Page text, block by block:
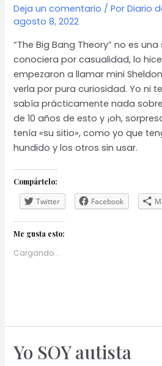
Deja un comentario / PorDiario
agosto 8, 2022
“The Big Bang Theory” no es
conociera por casualidad, lo
empezaron a llamar mini
verla por pura curiosidad. Yo ni
sabía prácticamente nada
de 10 años de esto y ¡oh,
tenía «su sitio», como yo que
hundido y los otros sin usar.
Compártelo:
Twitter Facebook
Me gusta esto:
Cargando...
Yo SOY autista